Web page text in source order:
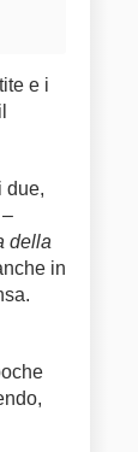
e i
due,
della
in